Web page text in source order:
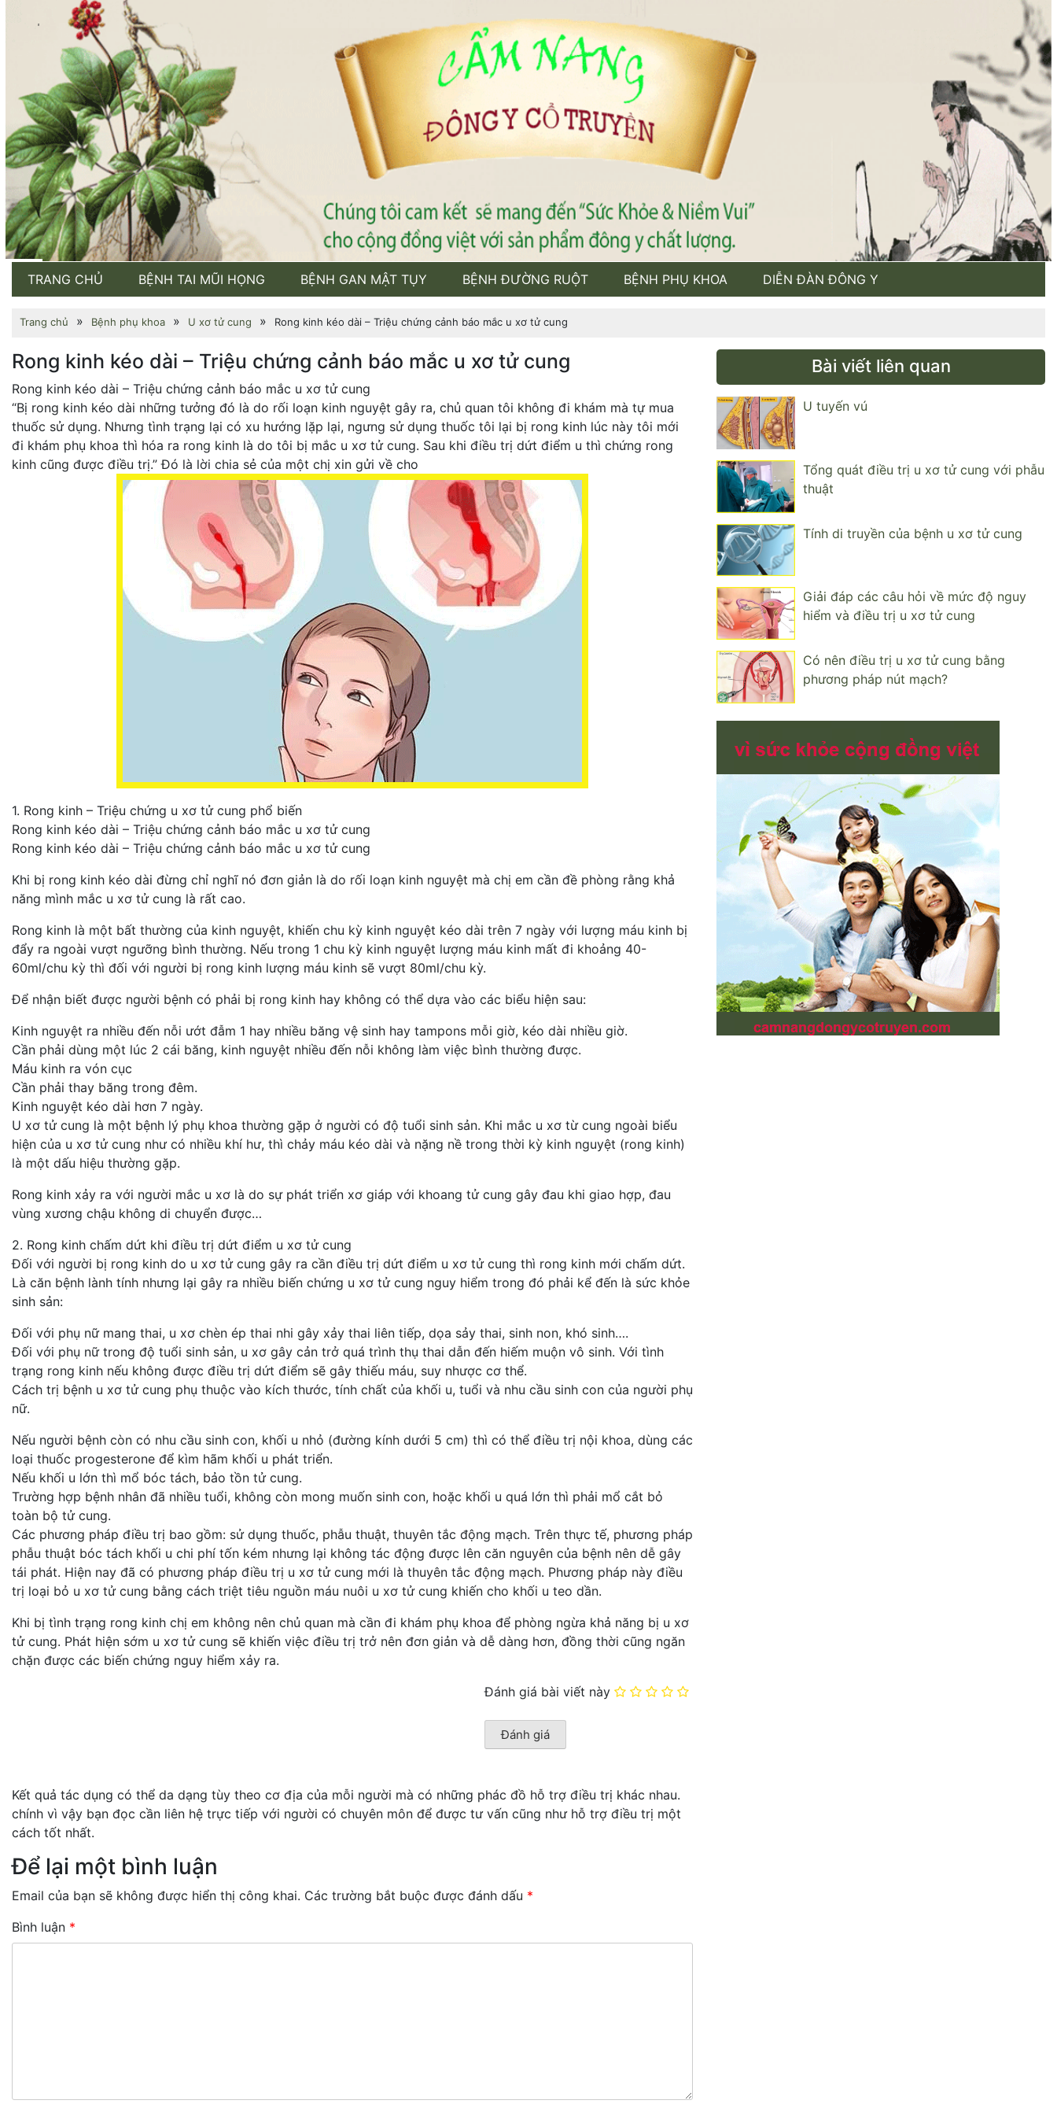
TRANG CHỦ BỆNH TAI MŨI HỌNG BỆNH GAN MẬT TỤY BỆNH ĐƯỜNG RUỘT BỆNH PHỤ KHOA DIỄN ĐÀN ĐÔNG Y
Trang chủ » Bệnh phụ khoa » U xơ tử cung » Rong kinh kéo dài – Triệu chứng cảnh báo mắc u xơ tử cung
Rong kinh kéo dài – Triệu chứng cảnh báo mắc u xơ tử cung
Rong kinh kéo dài – Triệu chứng cảnh báo mắc u xơ tử cung
“Bị rong kinh kéo dài những tưởng đó là do rối loạn kinh nguyệt gây ra, chủ quan tôi không đi khám mà tự mua
thuốc sử dụng. Nhưng tình trạng lại có xu hướng lặp lại, ngưng sử dụng thuốc tôi lại bị rong kinh lúc này tôi mới
đi khám phụ khoa thì hóa ra rong kinh là do tôi bị mắc u xơ tử cung. Sau khi điều trị dứt điểm u thì chứng rong
kinh cũng được điều trị.” Đó là lời chia sẻ của một chị xin gửi về cho
1. Rong kinh – Triệu chứng u xơ tử cung phổ biến
Rong kinh kéo dài – Triệu chứng cảnh báo mắc u xơ tử cung
Rong kinh kéo dài – Triệu chứng cảnh báo mắc u xơ tử cung
Khi bị rong kinh kéo dài đừng chỉ nghĩ nó đơn giản là do rối loạn kinh nguyệt mà chị em cần đề phòng rằng khả
năng mình mắc u xơ tử cung là rất cao.
Rong kinh là một bất thường của kinh nguyệt, khiến chu kỳ kinh nguyệt kéo dài trên 7 ngày với lượng máu kinh bị
đẩy ra ngoài vượt ngưỡng bình thường. Nếu trong 1 chu kỳ kinh nguyệt lượng máu kinh mất đi khoảng 40-
60ml/chu kỳ thì đối với người bị rong kinh lượng máu kinh sẽ vượt 80ml/chu kỳ.
Để nhận biết được người bệnh có phải bị rong kinh hay không có thể dựa vào các biểu hiện sau:
Kinh nguyệt ra nhiều đến nỗi ướt đẫm 1 hay nhiều băng vệ sinh hay tampons mỗi giờ, kéo dài nhiều giờ.
Cần phải dùng một lúc 2 cái băng, kinh nguyệt nhiều đến nỗi không làm việc bình thường được.
Máu kinh ra vón cục
Cần phải thay băng trong đêm.
Kinh nguyệt kéo dài hơn 7 ngày.
U xơ tử cung là một bệnh lý phụ khoa thường gặp ở người có độ tuổi sinh sản. Khi mắc u xơ từ cung ngoài biểu
hiện của u xơ tử cung như có nhiều khí hư, thì chảy máu kéo dài và nặng nề trong thời kỳ kinh nguyệt (rong kinh)
là một dấu hiệu thường gặp.
Rong kinh xảy ra với người mắc u xơ là do sự phát triển xơ giáp với khoang tử cung gây đau khi giao hợp, đau
vùng xương chậu không di chuyển được…
2. Rong kinh chấm dứt khi điều trị dứt điểm u xơ tử cung
Đối với người bị rong kinh do u xơ tử cung gây ra cần điều trị dứt điểm u xơ tử cung thì rong kinh mới chấm dứt.
Là căn bệnh lành tính nhưng lại gây ra nhiều biến chứng u xơ tử cung nguy hiểm trong đó phải kể đến là sức khỏe
sinh sản:
Đối với phụ nữ mang thai, u xơ chèn ép thai nhi gây xảy thai liên tiếp, dọa sảy thai, sinh non, khó sinh….
Đối với phụ nữ trong độ tuổi sinh sản, u xơ gây cản trở quá trình thụ thai dẫn đến hiếm muộn vô sinh. Với tình
trạng rong kinh nếu không được điều trị dứt điểm sẽ gây thiếu máu, suy nhược cơ thể.
Cách trị bệnh u xơ tử cung phụ thuộc vào kích thước, tính chất của khối u, tuổi và nhu cầu sinh con của người phụ
nữ.
Nếu người bệnh còn có nhu cầu sinh con, khối u nhỏ (đường kính dưới 5 cm) thì có thể điều trị nội khoa, dùng các
loại thuốc progesterone để kìm hãm khối u phát triển.
Nếu khối u lớn thì mổ bóc tách, bảo tồn tử cung.
Trường hợp bệnh nhân đã nhiều tuổi, không còn mong muốn sinh con, hoặc khối u quá lớn thì phải mổ cắt bỏ
toàn bộ tử cung.
Các phương pháp điều trị bao gồm: sử dụng thuốc, phẫu thuật, thuyên tắc động mạch. Trên thực tế, phương pháp
phẫu thuật bóc tách khối u chi phí tốn kém nhưng lại không tác động được lên căn nguyên của bệnh nên dễ gây
tái phát. Hiện nay đã có phương pháp điều trị u xơ tử cung mới là thuyên tắc động mạch. Phương pháp này điều
trị loại bỏ u xơ tử cung bằng cách triệt tiêu nguồn máu nuôi u xơ tử cung khiến cho khối u teo dần.
Khi bị tình trạng rong kinh chị em không nên chủ quan mà cần đi khám phụ khoa để phòng ngừa khả năng bị u xơ
tử cung. Phát hiện sớm u xơ tử cung sẽ khiến việc điều trị trở nên đơn giản và dễ dàng hơn, đồng thời cũng ngăn
chặn được các biến chứng nguy hiểm xảy ra.
Đánh giá bài viết này
Kết quả tác dụng có thể da dạng tùy theo cơ địa của mỗi người mà có những phác đồ hỗ trợ điều trị khác nhau.
chính vì vậy bạn đọc cần liên hệ trực tiếp với người có chuyên môn để được tư vấn cũng như hỗ trợ điều trị một
cách tốt nhất.
Để lại một bình luận
Email của bạn sẽ không được hiển thị công khai. Các trường bắt buộc được đánh dấu *
Bình luận *
Bài viết liên quan
U tuyến vú
Tổng quát điều trị u xơ tử cung với phẫu
thuật
Tính di truyền của bệnh u xơ tử cung
Giải đáp các câu hỏi về mức độ nguy
hiểm và điều trị u xơ tử cung
Có nên điều trị u xơ tử cung bằng
phương pháp nút mạch?